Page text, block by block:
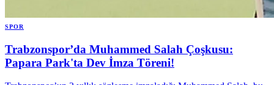
SPOR
Trabzonspor’da Muhammed Salah Çoşkusu:
Papara Park'ta Dev İmza Töreni!